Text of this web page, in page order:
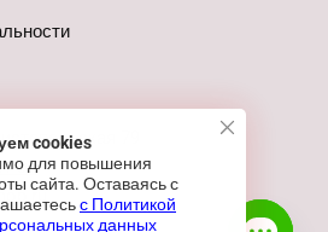
79
02
cookies
для повышения
сайта. Оставаясь с
с Политикой
данных